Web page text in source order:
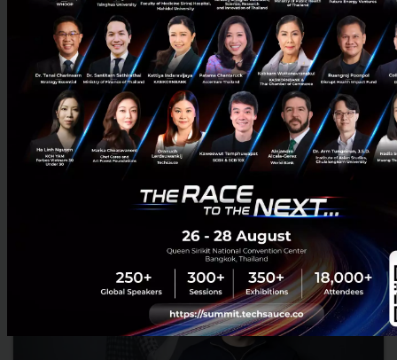
BOI รื้อเกณฑ์ Data Center ชู 4 มิติดันไทยสู่ฮับ AI ยั่งยืน คุม
เข้มใช้พลังงาน ทรัพยากรน้ำ พร้อมตอบโจทย์ชาติ และการจ้างงาน
บีโอไอขานรับระเบียบใหม่คุมดาต้าเซ็นเตอร์ตามมติ ครม. เดินหน้ายก
เครื่องเกณฑ์คัดกรองโครงการด้วย 4 มิติ พร้อมเปิดข้อมูล 42 โครงการ
ลงทุนรวม 7.5 แสนล้านบาท ครอบคลุมประโยชน์ต่อประเทศ พลั...
สิงหาคม 6, 2026| ByTechsauce Team
Data Center